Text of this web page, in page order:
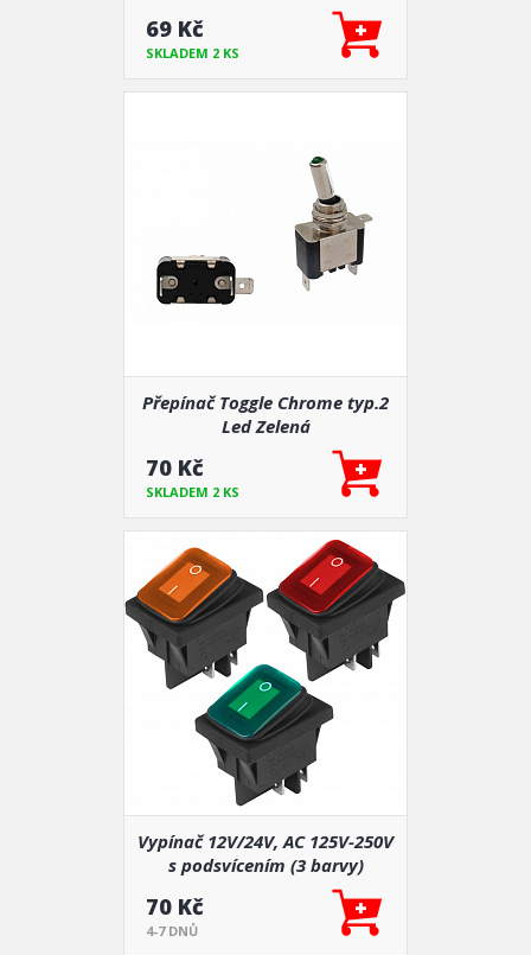
69 Kč
SKLADEM 2 KS
Přepínač Toggle Chrome typ.2
Led Zelená
70 Kč
SKLADEM 2 KS
Vypínač 12V/24V, AC 125V-250V
s podsvícením (3 barvy)
70 Kč
4-7 DNŮ